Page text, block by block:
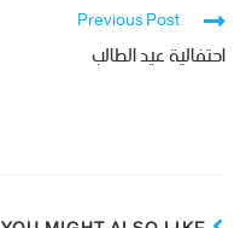
Previous Post
احتفالية عيد الطالب